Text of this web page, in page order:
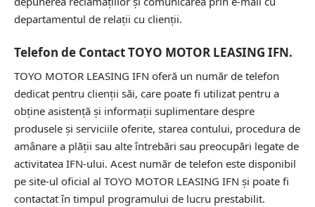
departamentul de relații cu clienții.
Telefon de Contact TOYO MOTOR LEASING IFN.
TOYO MOTOR LEASING IFN oferă un număr de telefon
dedicat pentru clienții săi, care poate fi utilizat pentru a
obține asistență și informații suplimentare despre
produsele și serviciile oferite, starea contului, procedura de
amânare a plății sau alte întrebări sau preocupări legate de
activitatea IFN-ului. Acest număr de telefon este disponibil
pe site-ul oficial al TOYO MOTOR LEASING IFN și poate fi
contactat în timpul programului de lucru prestabilit.